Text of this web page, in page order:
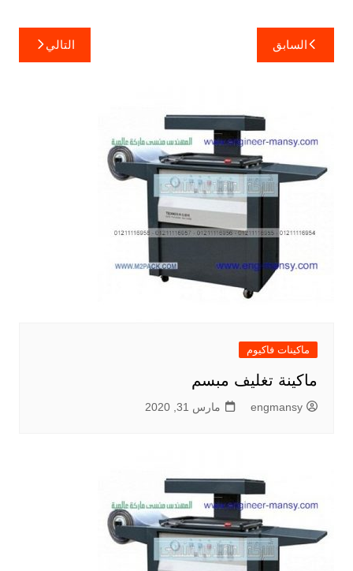
تصفّح
المقالات
السابق التالي
ماكينات فاكيوم
ماكينة تغليف مبسم
engmansy مارس 31, 2020